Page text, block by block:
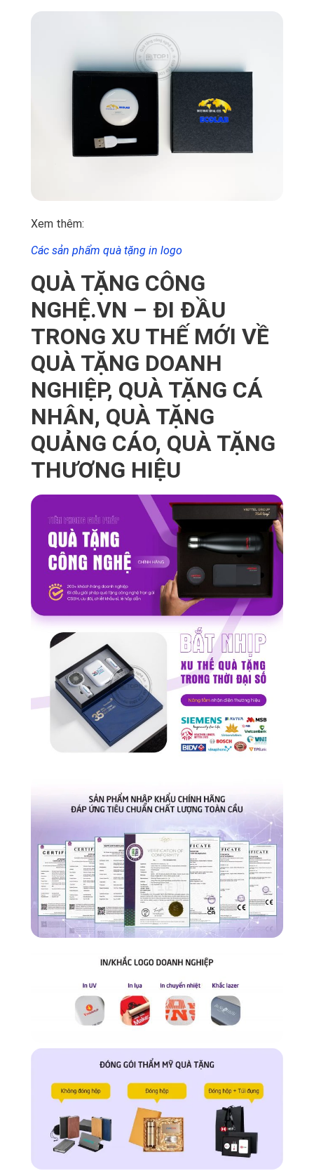
Xem thêm:
Các sản phẩm quà tặng in logo
QUÀ TẶNG CÔNG
NGHỆ.VN – ĐI ĐẦU
TRONG XU THẾ MỚI VỀ
QUÀ TẶNG DOANH
NGHIỆP, QUÀ TẶNG CÁ
NHÂN, QUÀ TẶNG
QUẢNG CÁO, QUÀ TẶNG
THƯƠNG HIỆU